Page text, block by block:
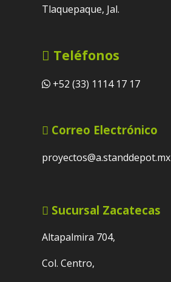
Tlaquepaque, Jal.
Teléfonos
+52 (33) 1114 17 17
Correo Electrónico
proyectos@a.standdepot.mx
Sucursal Zacatecas
Altapalmira 704,
Col. Centro,